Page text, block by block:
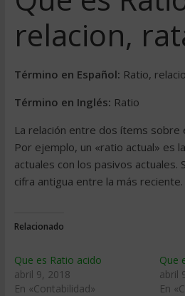
relacion,
Término en Español: Ratio,
Término en Inglés: Ratio
La relación entre dos ítems sobre
Por ejemplo, un «ratio actual» es
actuales con los pasivos actuales.
cifra antigua entre la más reciente.
Relacionado
Que es Ratio acido
abril 9, 2018
En «Contabilidad»
Que
abril
En